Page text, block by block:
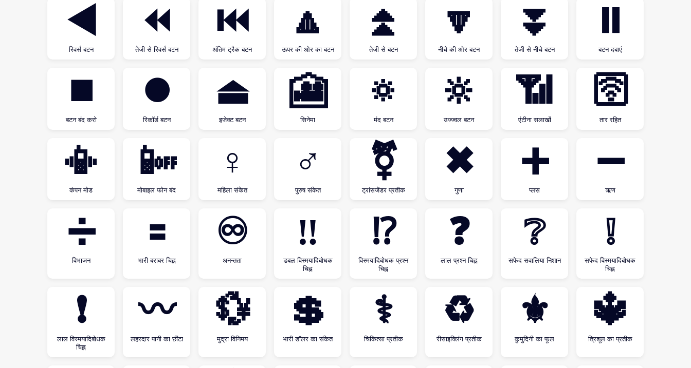
◀
रिवर्स बटन
⏪
तेजी से रिवर्स बटन
⏮
अंतिम ट्रैक बटन
🔼
ऊपर की ओर का बटन
⏫
तेजी से बटन
🔽
नीचे की ओर बटन
⏬
तेजी से नीचे बटन
⏸
बटन दबाएं
⏹
बटन बंद करो
⏺
रिकॉर्ड बटन
⏏
इजेक्ट बटन
🎦
सिनेमा
🔅
मंद बटन
🔆
उज्ज्वल बटन
📶
एंटीना सलाखों
🛜
तार रहित
📳
कंपन मोड
📴
मोबाइल फोन बंद
♀
महिला संकेत
♂
पुरुष संकेत
⚧
ट्रांसजेंडर प्रतीक
✖
गुणा
➕
प्लस
➖
ऋण
➗
विभाजन
🟰
भारी बराबर चिह्न
♾
अनन्तता
‼
डबल विस्मयादिबोधक
चिह्न
⁉
विस्मयादिबोधक प्रश्न
चिह्न
❓
लाल प्रश्न चिह्न
❔
सफेद सवालिया निशान
❕
सफेद विस्मयादिबोधक
चिह्न
❗
लाल विस्मयादिबोधक
चिह्न
〰
लहरदार पानी का छींटा
💱
मुद्रा विनिमय
💲
भारी डॉलर का संकेत
⚕
चिकित्सा प्रतीक
♻
रीसाइक्लिंग प्रतीक
⚜
कुमुदिनी का फूल
🔱
त्रिशूल का प्रतीक